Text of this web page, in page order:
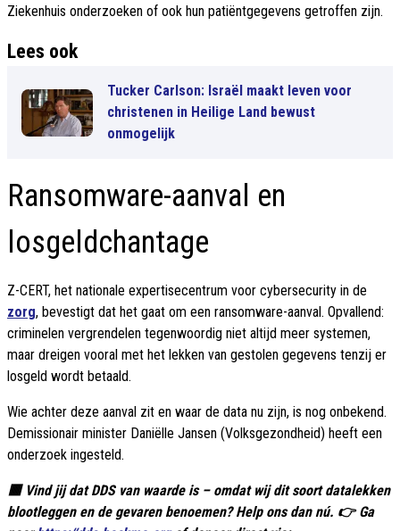
Ziekenhuis onderzoeken of ook hun patiëntgegevens getroffen zijn.
Lees ook
Tucker Carlson: Israël maakt leven voor
christenen in Heilige Land bewust
onmogelijk
Ransomware-aanval en
losgeldchantage
Z-CERT, het nationale expertisecentrum voor cybersecurity in de
zorg, bevestigt dat het gaat om een ransomware-aanval. Opvallend:
criminelen vergrendelen tegenwoordig niet altijd meer systemen,
maar dreigen vooral met het lekken van gestolen gegevens tenzij er
losgeld wordt betaald.
Wie achter deze aanval zit en waar de data nu zijn, is nog onbekend.
Demissionair minister Daniëlle Jansen (Volksgezondheid) heeft een
onderzoek ingesteld.
🟥 Vind jij dat DDS van waarde is – omdat wij dit soort datalekken
blootleggen en de gevaren benoemen? Help ons dan nú. 👉 Ga